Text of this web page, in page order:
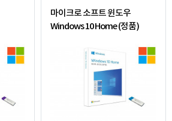
마이크로 소프트 윈도우
Windows 10 Home (정품)